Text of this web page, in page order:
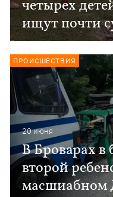
четырех
ищут почти
20 июня
В Броварах в
второй
масшиабном
ПРОИСШЕСТВИЯ